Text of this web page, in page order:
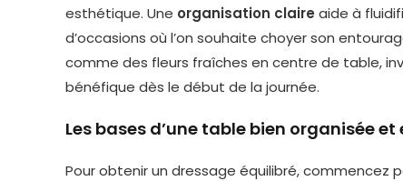
esthétique. Une organisation claire aide à
d’occasions où l’on souhaite choyer son
comme des fleurs fraîches en centre de table,
bénéfique dès le début de la journée.
Les bases d’une table bien organisée
Pour obtenir un dressage équilibré, commencez